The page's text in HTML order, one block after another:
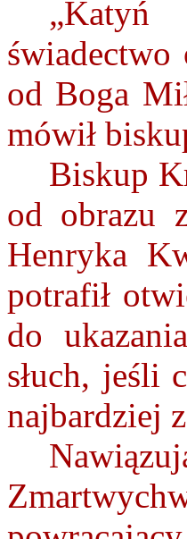
„Katyń
od Boga
mówił
Biskup
od obrazu
Henryka
potrafił
do
słuch, jeśli
najbardziej